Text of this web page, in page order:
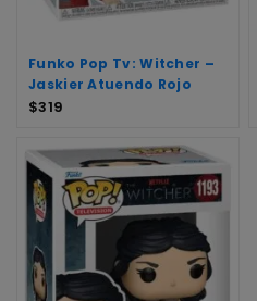
Funko Pop Tv: Witcher –
Jaskier Atuendo Rojo
$319